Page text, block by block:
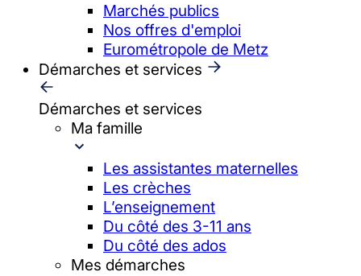
Marchés publics
Nos offres d'emploi
Eurométropole de Metz
Démarches et services
Démarches et services
Ma famille
Les assistantes maternelles
Les crèches
L’enseignement
Du côté des 3-11 ans
Du côté des ados
Mes démarches